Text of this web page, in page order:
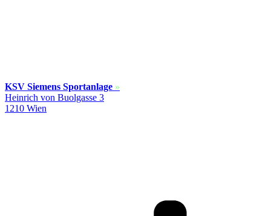
KSV Siemens Sportanlage »
Heinrich von Buolgasse 3
1210 Wien